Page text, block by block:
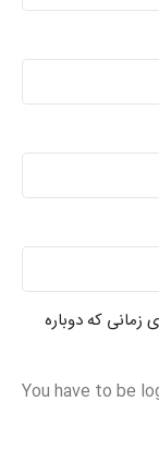
زمانی که دوباره
You have to be